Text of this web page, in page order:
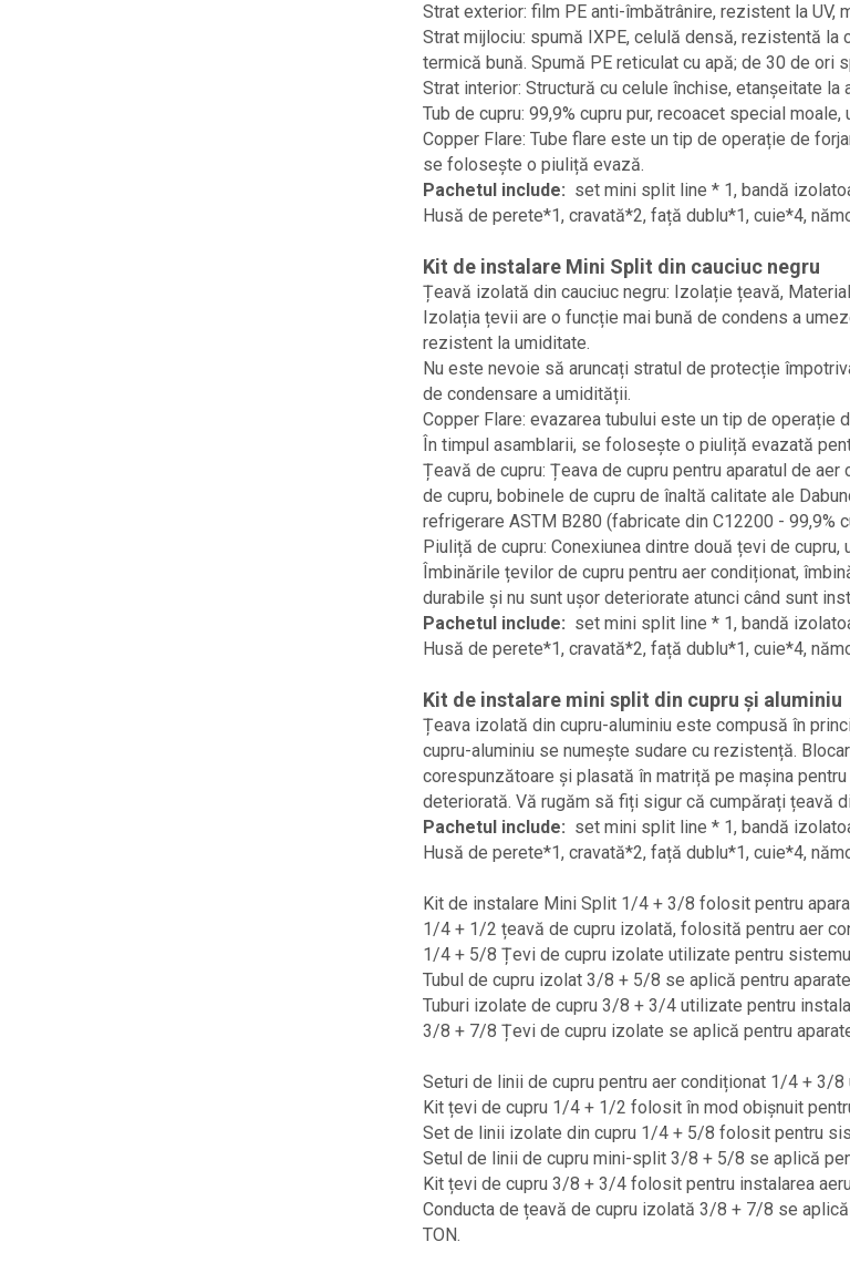
Strat exterior: film PE anti-îmbătrânire, rezistent la
Strat mijlociu: spumă IXPE, celulă densă, rezistentă
termică bună. Spumă PE reticulat cu apă; de 30 de ori
Strat interior: Structură cu celule închise, etanșeitate
Tub de cupru: 99,9% cupru pur, recoacet special
Copper Flare: Tube flare este un tip de operație de
se folosește o piuliță evază.
Pachetul include: set mini split line * 1, bandă
Husă de perete*1, cravată*2, față dublu*1, cuie*4,
Kit de instalare Mini Split din cauciuc negru
Țeavă izolată din cauciuc negru: Izolație țeavă,
Izolația țevii are o funcție mai bună de condens a
rezistent la umiditate.
Nu este nevoie să aruncați stratul de protecție
de condensare a umidității.
Copper Flare: evazarea tubului este un tip de
În timpul asamblarii, se folosește o piuliță evazată
Țeavă de cupru: Țeava de cupru pentru aparatul de
de cupru, bobinele de cupru de înaltă calitate ale
refrigerare ASTM B280 (fabricate din C12200 - 99,9%
Piuliță de cupru: Conexiunea dintre două țevi de
Îmbinările țevilor de cupru pentru aer condiționat,
durabile și nu sunt ușor deteriorate atunci când sunt
Pachetul include: set mini split line * 1, bandă
Husă de perete*1, cravată*2, față dublu*1, cuie*4,
Kit de instalare mini split din cupru și aluminiu
Țeava izolată din cupru-aluminiu este compusă în
cupru-aluminiu se numește sudare cu rezistență.
corespunzătoare și plasată în matriță pe mașina
deteriorată. Vă rugăm să fiți sigur că cumpărați țeavă
Pachetul include: set mini split line * 1, bandă
Husă de perete*1, cravată*2, față dublu*1, cuie*4,
Kit de instalare Mini Split 1/4 + 3/8 folosit pentru
1/4 + 1/2 țeavă de cupru izolată, folosită pentru aer
1/4 + 5/8 Țevi de cupru izolate utilizate pentru
Tubul de cupru izolat 3/8 + 5/8 se aplică pentru
Tuburi izolate de cupru 3/8 + 3/4 utilizate pentru
3/8 + 7/8 Țevi de cupru izolate se aplică pentru
Seturi de linii de cupru pentru aer condiționat 1/4 + 3/
Kit țevi de cupru 1/4 + 1/2 folosit în mod obișnuit
Set de linii izolate din cupru 1/4 + 5/8 folosit pentru
Setul de linii de cupru mini-split 3/8 + 5/8 se aplică
Kit țevi de cupru 3/8 + 3/4 folosit pentru instalarea
Conducta de țeavă de cupru izolată 3/8 + 7/8 se
TON.